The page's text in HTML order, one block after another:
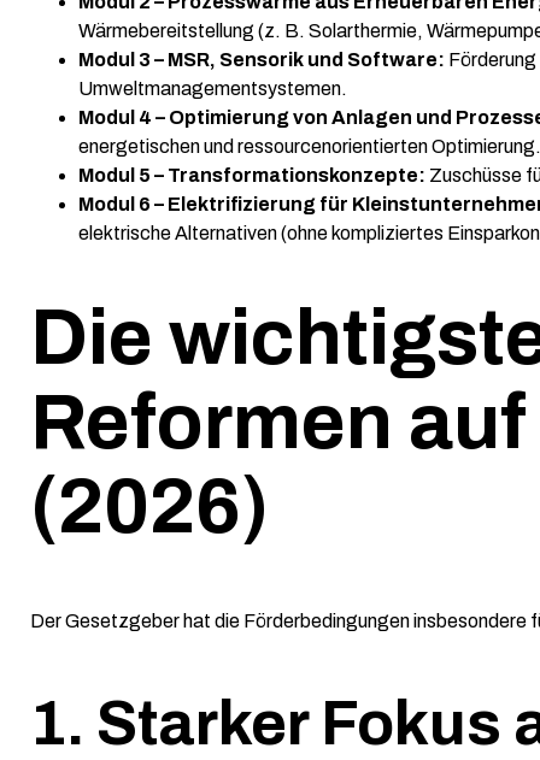
Wärmebereitstellung (z. B. Solarthermie,
Modul 3 – MSR, Sensorik und Software:
Umweltmanagementsystemen.
Modul 4 – Optimierung von Anlagen und
energetischen und ressourcenorientierten Optimierung.
Modul 5 – Transformationskonzepte: Zuschüsse
Modul 6 – Elektrifizierung für
elektrische Alternativen (ohne kompliziertes
Die
Reformen
(2026)
Der Gesetzgeber hat die Förderbedingungen
1. Starker Fokus